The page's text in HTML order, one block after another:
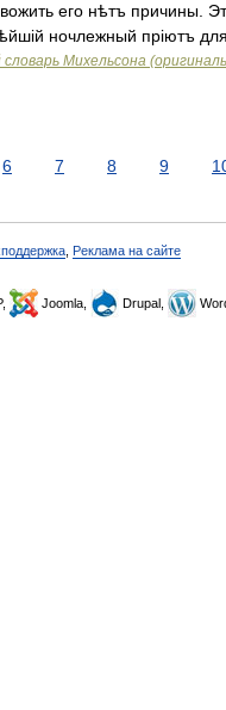
его нѣтъ причины.
ночлежный пріютъ
Михельсона
6 7 8 9
Реклама на сайте
Joomla, Drupal,